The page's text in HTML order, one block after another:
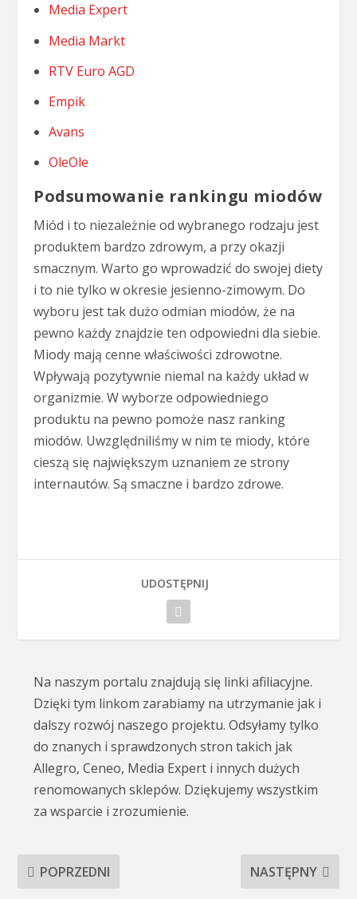
Media Expert
Media Markt
RTV Euro AGD
Empik
Avans
OleOle
Podsumowanie rankingu miodów
Miód i to niezależnie od wybranego rodzaju jest
produktem bardzo zdrowym, a przy okazji
smacznym. Warto go wprowadzić do swojej diety
i to nie tylko w okresie jesienno-zimowym. Do
wyboru jest tak dużo odmian miodów, że na
pewno każdy znajdzie ten odpowiedni dla siebie.
Miody mają cenne właściwości zdrowotne.
Wpływają pozytywnie niemal na każdy układ w
organizmie. W wyborze odpowiedniego
produktu na pewno pomoże nasz ranking
miodów. Uwzględniliśmy w nim te miody, które
cieszą się największym uznaniem ze strony
internautów. Są smaczne i bardzo zdrowe.
UDOSTĘPNIJ
Na naszym portalu znajdują się linki afiliacyjne.
Dzięki tym linkom zarabiamy na utrzymanie jak i
dalszy rozwój naszego projektu. Odsyłamy tylko
do znanych i sprawdzonych stron takich jak
Allegro, Ceneo, Media Expert i innych dużych
renomowanych sklepów. Dziękujemy wszystkim
za wsparcie i zrozumienie.
POPRZEDNI NASTĘPNY